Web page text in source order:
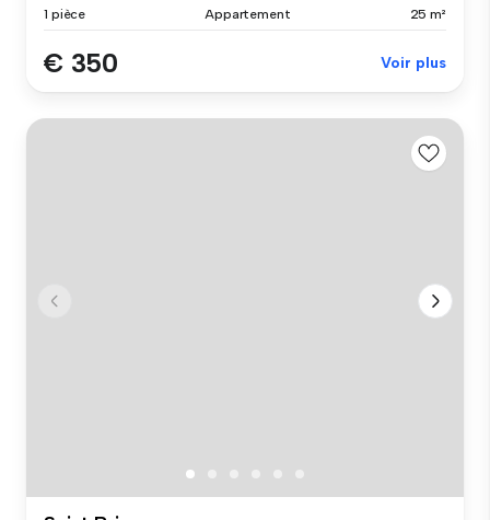
1 pièce Appartement 25 m²
€ 350 Voir plus